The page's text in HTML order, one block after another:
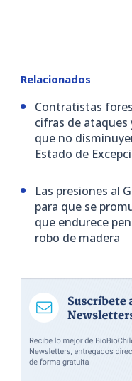
Relacionados
Contratistas
cifras de ataques
que no
Estado de
Las presiones al
para que se
que endurece
robo de madera